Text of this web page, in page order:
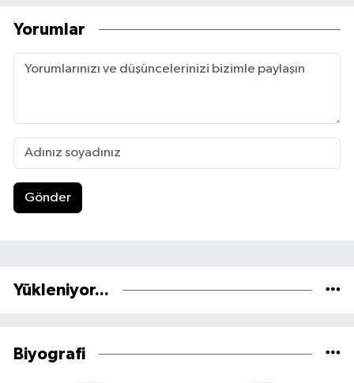
Yorumlar
Gönder
Yükleniyor...
Biyografi